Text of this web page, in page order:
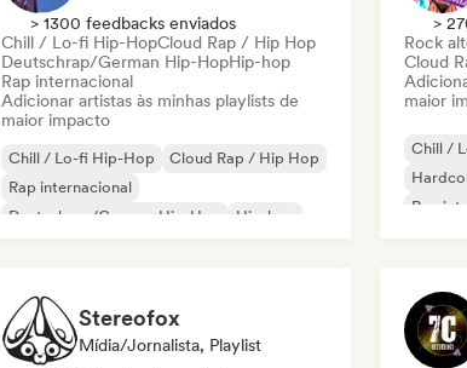
> 1300 feedbacks enviados
Chill / Lo-fi Hip-HopCloud Rap / Hip Hop
Deutschrap/German Hip-HopHip-hop
Rap internacional
Adicionar artistas às minhas playlists de
maior impacto
Chill / Lo-fi Hip-Hop
Cloud Rap / Hip Hop
Rap internacional
Deutschrap/German Hip-Hop
Hip-hop
>
Rock
Cloud
maior
Chill /
Rap
Stereofox
Mídia/Jornalista, Playlist